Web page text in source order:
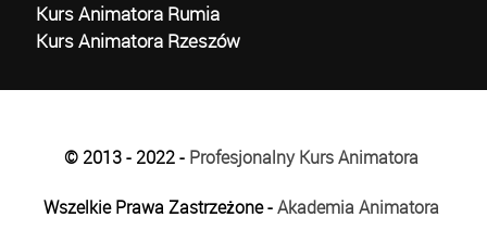
Kurs Animatora Rumia
Kurs Animatora Rzeszów
© 2013 - 2022 - Profesjonalny Kurs Animatora
Wszelkie Prawa Zastrzeżone -Akademia Animatora